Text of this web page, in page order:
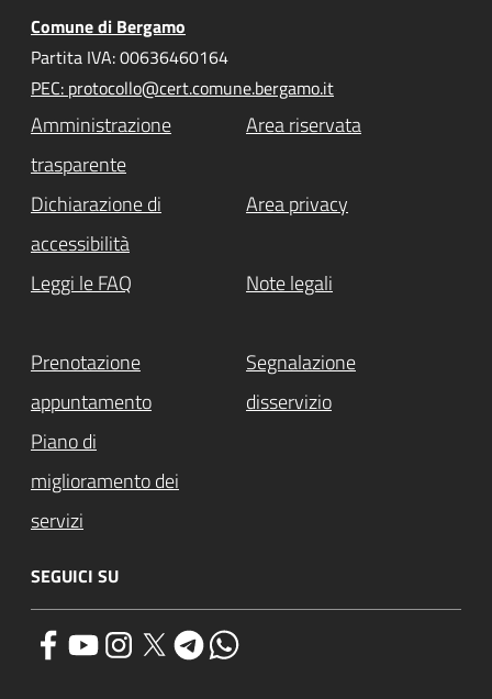
Comune di Bergamo
Partita IVA: 00636460164
PEC: protocollo@cert.comune.bergamo.it
Amministrazione
trasparente
Area riservata
Dichiarazione di
accessibilità
Area privacy
Leggi le FAQ Note legali
Prenotazione
appuntamento
Segnalazione
disservizio
Piano di
miglioramento dei
servizi
SEGUICI SU